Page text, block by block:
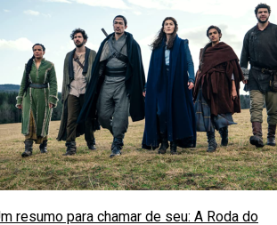
resumo para chamar de seu: A Roda do